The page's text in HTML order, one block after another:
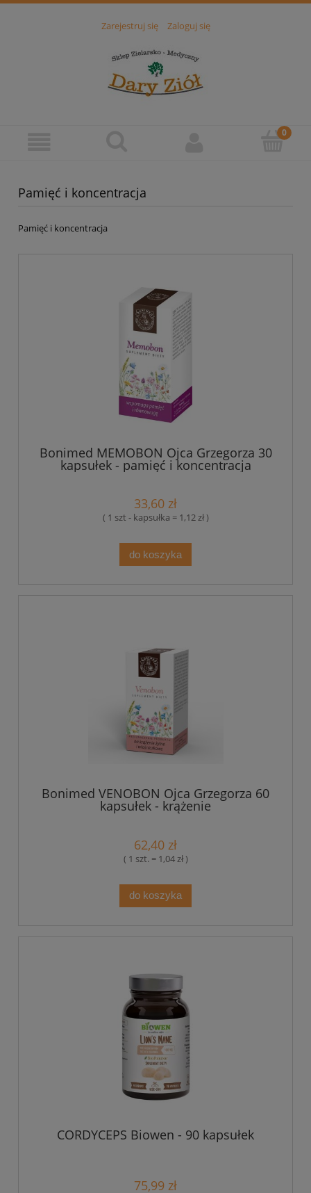
Zarejestruj się Zaloguj się
Pamięć i koncentracja
Pamięć i koncentracja
Bonimed MEMOBON Ojca Grzegorza 30
kapsułek - pamięć i koncentracja
33,60 zł
( 1 szt - kapsułka = 1,12 zł )
do koszyka
Bonimed VENOBON Ojca Grzegorza 60
kapsułek - krążenie
62,40 zł
( 1 szt. = 1,04 zł )
do koszyka
CORDYCEPS Biowen - 90 kapsułek
75,99 zł